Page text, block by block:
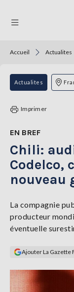
THÉMATIQUES
RÉGIONS
TENDANCES
SERVICES
LA
Se
Accueil Actualites
Actualites
Imprimer
EN BREF
Chili:
Codelco,
nouveau
La compagnie
producteur
éventuelle
Ajouter La Gazette